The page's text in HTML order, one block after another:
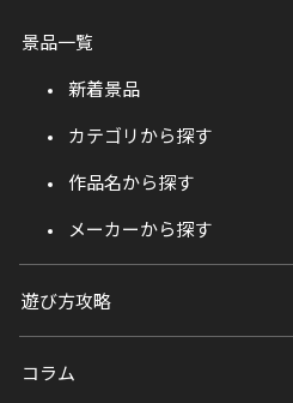
景品一覧
新着景品
カテゴリから探す
作品名から探す
メーカーから探す
遊び方攻略
コラム